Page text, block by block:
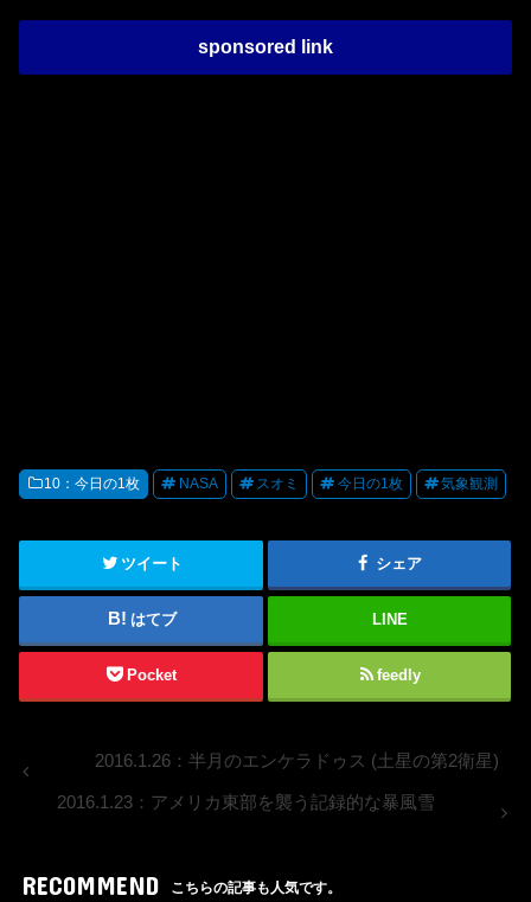
sponsored link
10：今日の1枚 NASA スオミ 今日の1枚 気象観測
ツイート シェア
はてブ LINE
Pocket feedly
2016.1.26：半月のエンケラドゥス (土星の第2衛星)
2016.1.23：アメリカ東部を襲う記録的な暴風雪
RECOMMEND こちらの記事も人気です。